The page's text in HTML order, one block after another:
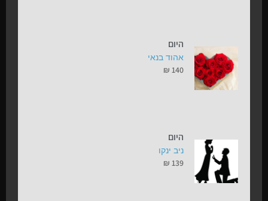
היום
אהוד בנאי
₪ 140
היום
ניב ינקו
₪ 139